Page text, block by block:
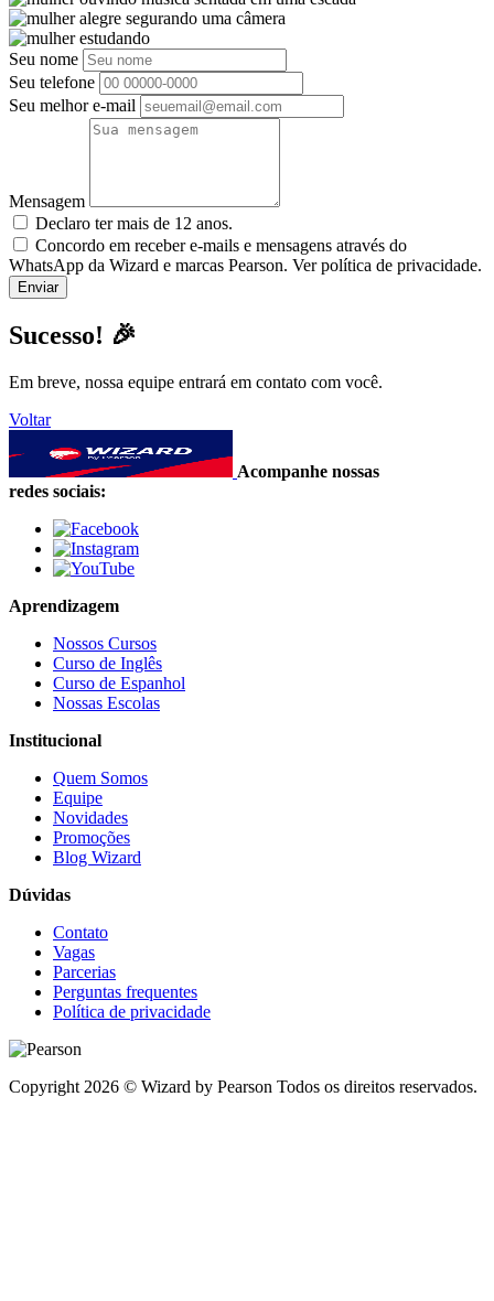
Seu nome
Seu telefone
Seu melhor e-mail
Mensagem
Declaro ter mais de 12 anos.
Concordo em receber e-mails e mensagens através do
WhatsApp da Wizard e marcas Pearson. Ver política de privacidade.
Sucesso! 🎉
Em breve, nossa equipe entrará em contato com você.
Voltar
Acompanhe nossas
redes sociais:
Aprendizagem
Nossos Cursos
Curso de Inglês
Curso de Espanhol
Nossas Escolas
Institucional
Quem Somos
Equipe
Novidades
Promoções
Blog Wizard
Dúvidas
Contato
Vagas
Parcerias
Perguntas frequentes
Política de privacidade
Copyright 2026 © Wizard by Pearson Todos os direitos reservados.